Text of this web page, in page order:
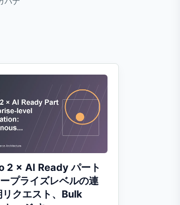
2 × AI Ready パート
プライズレベルの連
リクエスト、Bulk